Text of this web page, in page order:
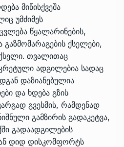
მიწისქვეშა
უმძიმეს
წყალარინების,
ქსელები,
თვალითაც
ადგილებია სადაც
დაზიანებულია
და ხდება გზის
გვესმის, რამდენად
გამზირის გადაკეტვა,
გადაადგილების
დიდ დისკომფორტს